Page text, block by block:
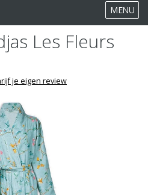
MENU
Les Fleurs
je eigen review